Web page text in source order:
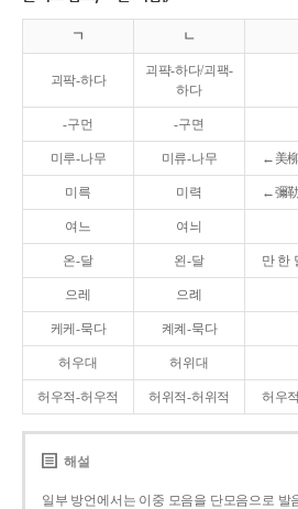
ㄱ ㄴ
괴팍-하다
괴퍅-하다/괴팩-
하다
-구먼 -구면
미루-나무 미류-나무 ←美
미륵 미력 ←彌
여느 여늬
온-달 왼-달 만 한
으레 으례
케케-묵다 켸켸-묵다
허우대 허위대
허우적-허우적 허위적-허위적 허우
해설
일부 방언에서는 이중 모음을 단모음으로 발